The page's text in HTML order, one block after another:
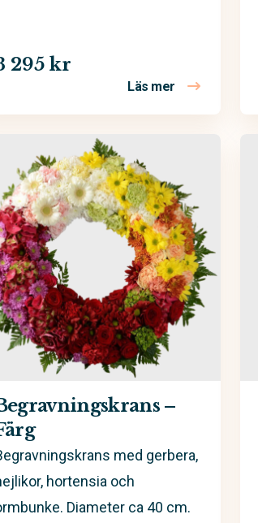
– Astrid
295 kr
Läs mer om
–
med gerbera,
hortensia och
Diameter ca 40 cm.